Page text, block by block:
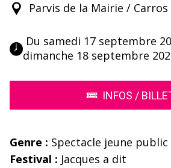
Parvis de la Mairie / Carros
dimanche 18 septembre
INFOS /
Genre : Spectacle jeune public
Festival : Jacques a dit